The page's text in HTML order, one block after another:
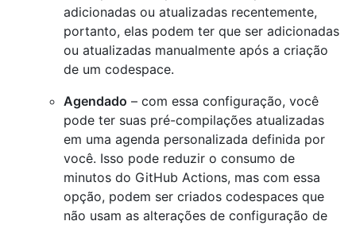
adicionadas ou atualizadas recentemente,
portanto, elas podem ter que ser adicionadas
ou atualizadas manualmente após a criação
de um codespace.
Agendado – com essa configuração, você
pode ter suas pré-compilações atualizadas
em uma agenda personalizada definida por
você. Isso pode reduzir o consumo de
minutos do GitHub Actions, mas com essa
opção, podem ser criados codespaces que
não usam as alterações de configuração de